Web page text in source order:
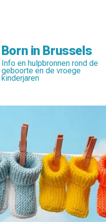
Born in Brussels
Info en hulpbronnen rond de
geboorte en de vroege
kinderjaren